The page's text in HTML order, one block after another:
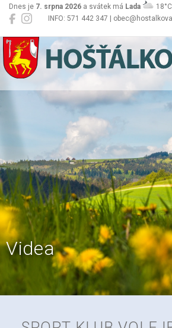
INFO: 571 442 347 |
Dnes je 7. srpna 2026 a svátek má Lada
Hošťálková
Videa